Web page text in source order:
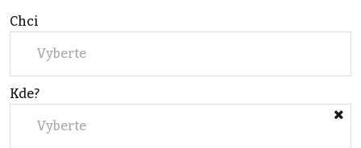
Chci
Vyberte
Kde?
Vyberte